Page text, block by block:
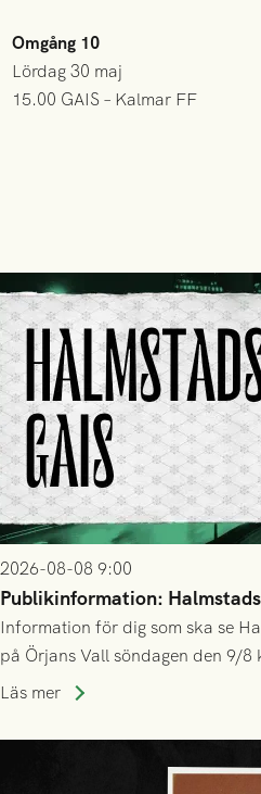
Omgång 10
Lördag 30 maj
15.00 GAIS – Kalmar FF
2026-08-08 9:00
Publikinformation:
Information för dig som ska se
på Örjans Vall söndagen den 9/8
Läs mer